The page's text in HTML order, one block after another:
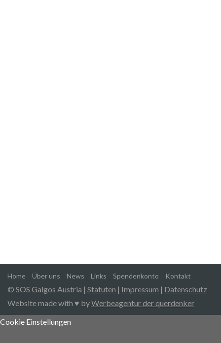
Home Über uns News Links Spendenkonto Kontakt
© SOS Galgos Austria | Statuten | Impressum | Datenschutz
Website made with ♥ byWerbeagentur der querdenker
Cookie Einstellungen